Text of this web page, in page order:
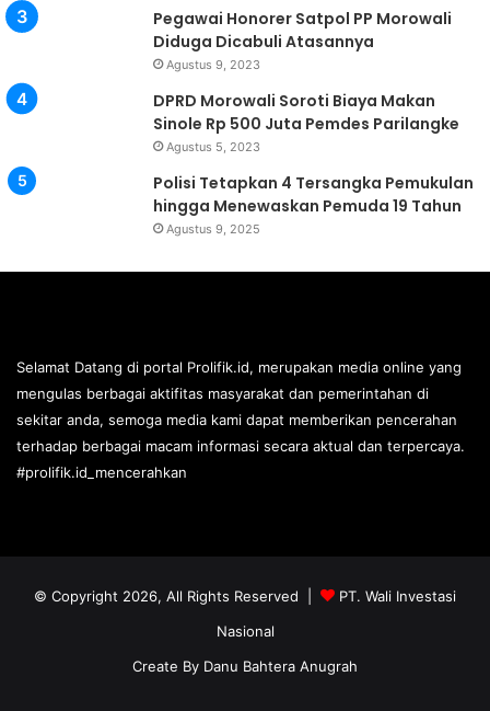
Pegawai Honorer Satpol PP Morowali
Diduga Dicabuli Atasannya
Agustus 9, 2023
DPRD Morowali Soroti Biaya Makan
Sinole Rp 500 Juta Pemdes Parilangke
Agustus 5, 2023
Polisi Tetapkan 4 Tersangka Pemukulan
hingga Menewaskan Pemuda 19 Tahun
Agustus 9, 2025
Selamat Datang di portal Prolifik.id, merupakan media online yang
mengulas berbagai aktifitas masyarakat dan pemerintahan di
sekitar anda, semoga media kami dapat memberikan pencerahan
terhadap berbagai macam informasi secara aktual dan terpercaya.
#prolifik.id_mencerahkan
© Copyright 2026, All Rights Reserved |
PT. Wali Investasi
Nasional
Create By Danu Bahtera Anugrah